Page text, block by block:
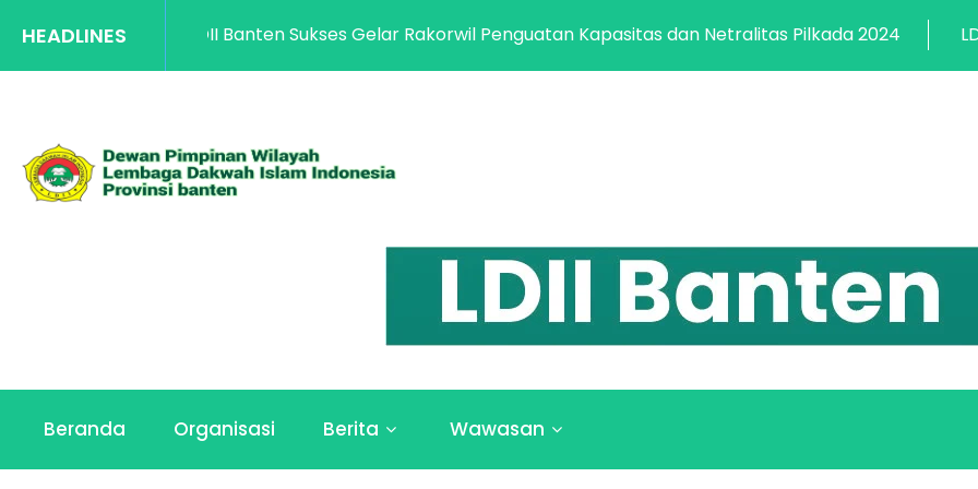
HEADLINES
Banten Sukses Gelar Rakorwil Penguatan Kapasitas dan Netralitas Pilkada 2024 LDII Banten Helat
Beranda Organisasi Berita Wawasan